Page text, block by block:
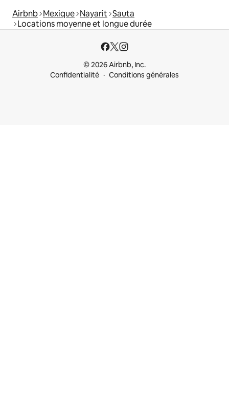
Airbnb Mexique Nayarit Sauta
Locations moyenne et longue durée
© 2026 Airbnb, Inc.
Confidentialité
Conditions générales